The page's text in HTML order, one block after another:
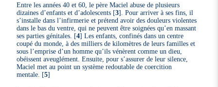
Entre les années 40 et 60, le père Maciel abuse de plusieurs
dizaines d’enfants et d’adolescents [3] . Pour arriver à ses fins, il
s’installe dans l’infirmerie et prétend avoir des douleurs violentes
dans le bas du ventre, qui ne peuvent être soignées qu’en massant
ses parties génitales. [4] Les enfants, confinés dans un centre
coupé du monde, à des milliers de kilomètres de leurs familles et
sous l’emprise d’un homme qu’ils vénèrent comme un dieu,
obéissent aveuglément. Ensuite, pour s’assurer de leur silence,
Maciel met au point un système redoutable de coercition
mentale. [5]